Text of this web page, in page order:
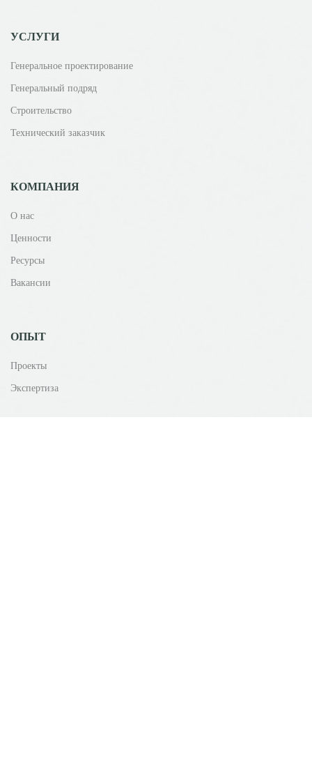
УСЛУГИ
Генеральное проектирование
Генеральный подряд
Строительство
Технический заказчик
КОМПАНИЯ
О нас
Ценности
Ресурсы
Вакансии
ОПЫТ
Проекты
Экспертиза